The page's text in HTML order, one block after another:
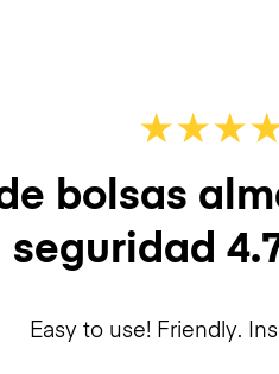
★★★
bolsas
seguridad
Easy to use! Friendly.